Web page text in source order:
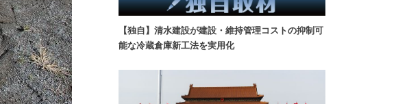
【独自】清水建設が建設・維持管理コストの抑制可
能な冷蔵倉庫新工法を実用化